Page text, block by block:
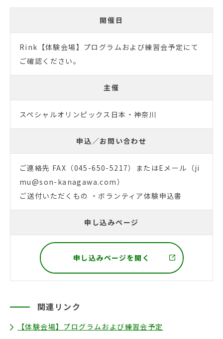
開催日
Rink【体験会場】プログラムおよび練習会予定にて
ご確認ください。
主催
スペシャルオリンピックス日本・神奈川
申込／お問い合わせ
ご連絡先 FAX（045-650-5217）またはEメール（ji
mu@son-kanagawa.com）
ご送付いただくもの ・ボランティア体験申込書
申し込みページ
申し込みページを開く
関連リンク
【体験会場】プログラムおよび練習会予定